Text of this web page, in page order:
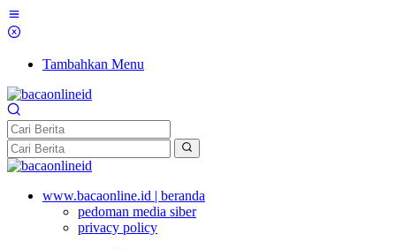
Tambahkan Menu
www.bacaonline.id | beranda
pedoman media siber
privacy policy